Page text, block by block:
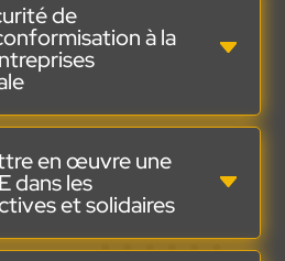
de
à la
en œuvre une
dans les
et solidaires